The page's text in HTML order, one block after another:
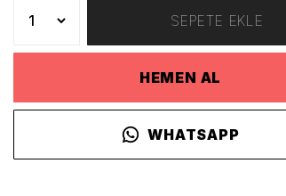
SEPETE EKLE
HEMEN AL
WHATSAPP